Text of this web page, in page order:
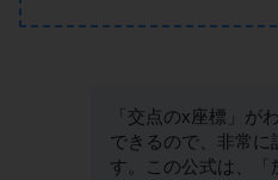
「交点のx座標」が
できるので、非常
す。この公式は、「